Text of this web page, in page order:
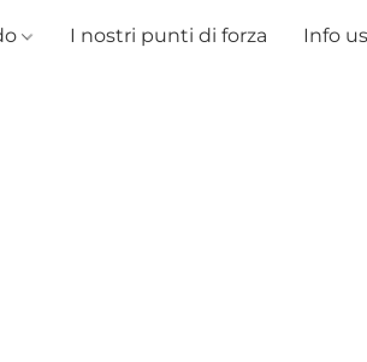
I nostri punti di forza Info